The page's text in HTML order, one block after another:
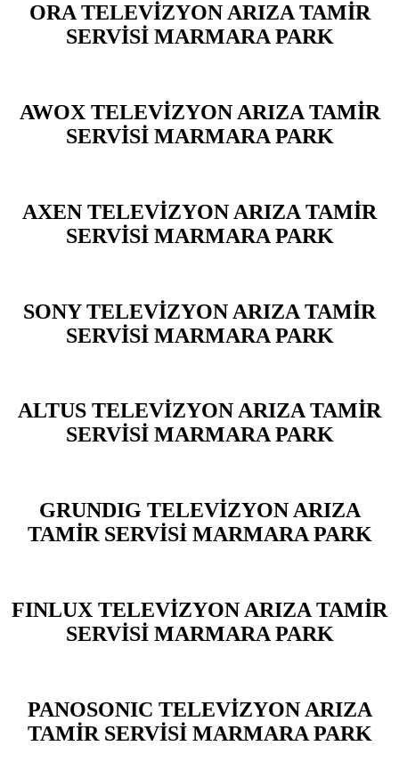
ORA TELEVİZYON ARIZA TAMİR
SERVİSİ MARMARA PARK
AWOX TELEVİZYON ARIZA TAMİR
SERVİSİ MARMARA PARK
AXEN TELEVİZYON ARIZA TAMİR
SERVİSİ MARMARA PARK
SONY TELEVİZYON ARIZA TAMİR
SERVİSİ MARMARA PARK
ALTUS TELEVİZYON ARIZA TAMİR
SERVİSİ MARMARA PARK
GRUNDIG TELEVİZYON ARIZA
TAMİR SERVİSİ MARMARA PARK
FINLUX TELEVİZYON ARIZA TAMİR
SERVİSİ MARMARA PARK
PANOSONIC TELEVİZYON ARIZA
TAMİR SERVİSİ MARMARA PARK